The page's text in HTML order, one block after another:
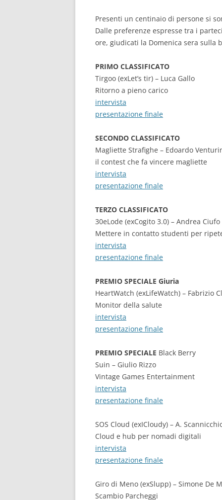
Presenti un centinaio di persone si
Dalle preferenze espresse tra i
ore, giudicati la Domenica sera sulla
PRIMO CLASSIFICATO
Tirgoo (exLet’s tir) – Luca Gallo
Ritorno a pieno carico
intervista
presentazione finale
SECONDO CLASSIFICATO
Magliette Strafighe – Edoardo
il contest che fa vincere magliette
intervista
presentazione finale
TERZO CLASSIFICATO
30eLode (exCogito 3.0) – Andrea Ciufo
Mettere in contatto studenti per
intervista
presentazione finale
PREMIO SPECIALE Giuria
HeartWatch (exLifeWatch) – Fabrizio
Monitor della salute
intervista
presentazione finale
PREMIO SPECIALE Black Berry
Suin – Giulio Rizzo
Vintage Games Entertainment
intervista
presentazione finale
SOS Cloud (exICloudy) – A.
Cloud e hub per nomadi digitali
intervista
presentazione finale
Giro di Meno (exSlupp) – Simone De
Scambio Parcheggi